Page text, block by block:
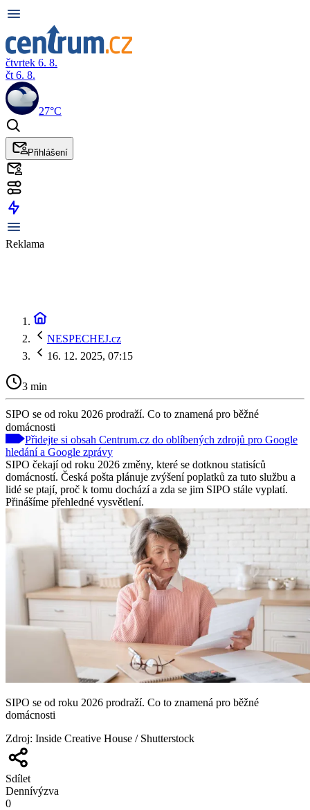
čtvrtek 6. 8.
čt 6. 8.
27°C
Přihlášení
Reklama
NESPECHEJ.cz
16. 12. 2025, 07:15
3 min
SIPO se od roku 2026 prodraží. Co to znamená pro běžné
domácnosti
Přidejte si obsah Centrum.cz do oblíbených zdrojů pro Google
hledání a Google zprávy
SIPO čekají od roku 2026 změny, které se dotknou statisíců
domácností. Česká pošta plánuje zvýšení poplatků za tuto službu a
lidé se ptají, proč k tomu dochází a zda se jim SIPO stále vyplatí.
Přinášíme přehledné vysvětlení.
SIPO se od roku 2026 prodraží. Co to znamená pro běžné
domácnosti
Zdroj: Inside Creative House / Shutterstock
Sdílet
Dennívýzva
0